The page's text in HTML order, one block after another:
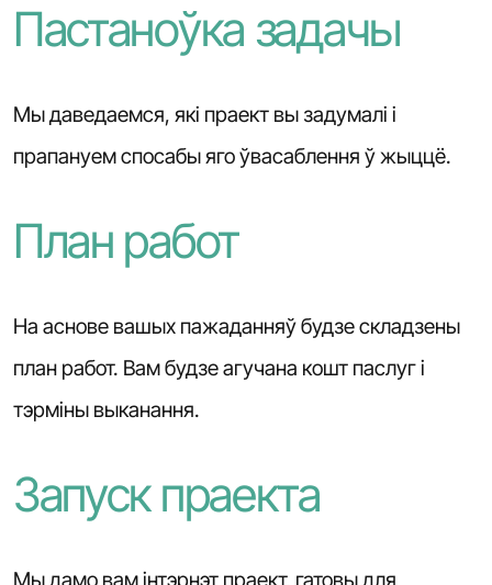
Пастаноўка задачы
Мы даведаемся, які праект вы задумалі і
прапануем спосабы яго ўвасаблення ў жыццё.
План работ
На аснове вашых пажаданняў будзе складзены
план работ. Вам будзе агучана кошт паслуг і
тэрміны выканання.
Запуск праекта
Мы дамо вам інтэрнэт праект, гатовы для